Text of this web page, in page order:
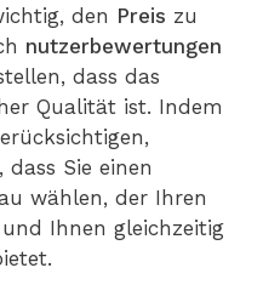
den Preis zu
nutzerbewertungen
dass das
Qualität ist. Indem
dass Sie einen
wählen, der Ihren
Ihnen gleichzeitig